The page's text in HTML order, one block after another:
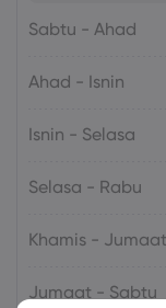
Sabtu - Ahad
Ahad - Isnin
Isnin - Selasa
Selasa - Rabu
Khamis - Jumaat
Jumaat - Sabtu